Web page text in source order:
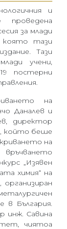
и
проведена
за млади
която тази
Тази
учени,
постерни
на
Даналев и
директор
който беше
на
„Изявен
химия“ на
в България.
инж. Савина
чиятоа